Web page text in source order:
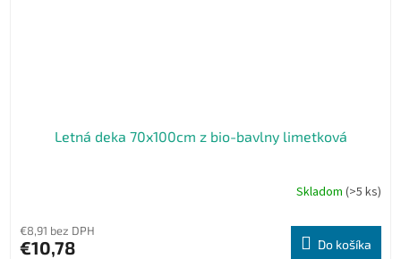
Letná deka 70x100cm z bio-bavlny limetková
Skladom (>5 ks)
€8,91 bez DPH
€10,78 Do košíka